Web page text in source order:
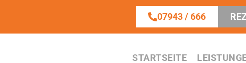
07943 / 666
STARTSEITE